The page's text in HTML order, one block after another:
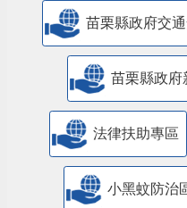
苗栗縣政府交
苗栗縣政府
法律扶助專區
小黑蚊防治